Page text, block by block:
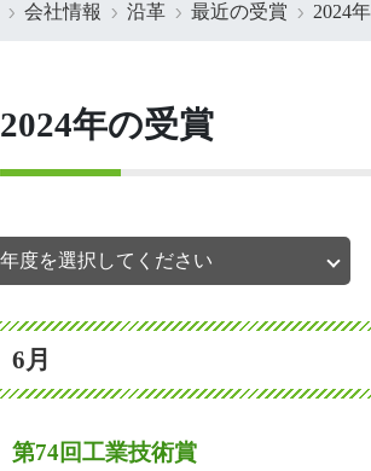
会社情報 沿革 最近の受賞 2024
2024年の受賞
6月
第74回工業技術賞